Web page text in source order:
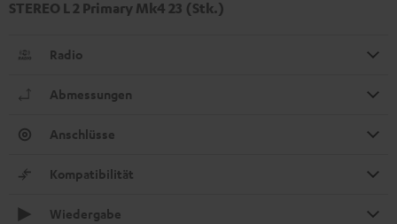
STEREO L 2 Primary Mk4 23 (Stk.)
Radio
Abmessungen
Anschlüsse
Kompatibilität
Wiedergabe